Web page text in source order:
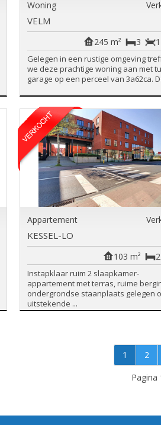
Woning
VELM
1
3
245 m²
Gelegen in een rustige omgeving
we deze prachtige woning aan met
garage op een perceel van 3a62ca.
Appartement
KESSEL-LO
2
103 m²
Instapklaar ruim 2 slaapkamer-
appartement met terras, ruime
ondergrondse staanplaats gelegen
uitstekende ...
1 2
Pagina